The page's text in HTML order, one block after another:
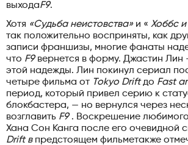
выходаF9.
Хотя «Судьба неистовства»и « Хоббс
так положительно восприняты, как
записи франшизы, многие фанаты
что F9вернется в форму. Джастин Лин
этой надежды. Лин покинул сериал
четыре фильма от Tokyo Driftдо Fast
период, который привел серию к
блокбастера, — но вернулся через
возглавить F9. Воскрешение
Хана Сон Канга после его очевидной
Drift впредстоящем фильметакже